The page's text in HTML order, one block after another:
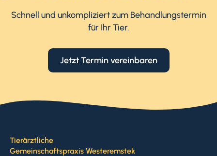
Schnell und unkompliziert zum Behandlungstermin
für Ihr Tier.
Jetzt Termin vereinbaren
Tierärztliche
Gemeinschaftspraxis Westeremstek